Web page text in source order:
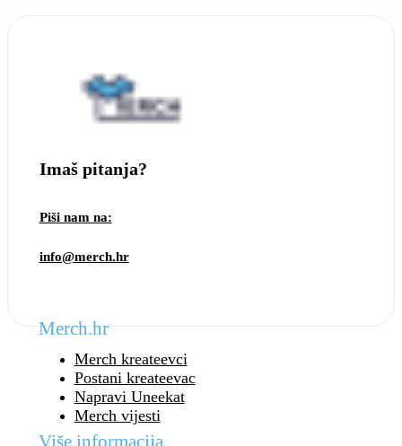
Imaš pitanja?
Piši nam na:
info@merch.hr
Merch.hr
Merch kreateevci
Postani kreateevac
Napravi Uneekat
Merch vijesti
Više informacija